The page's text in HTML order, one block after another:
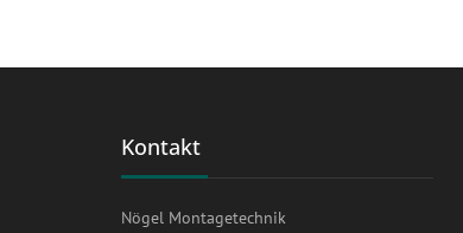
Kontakt
Nögel Montagetechnik